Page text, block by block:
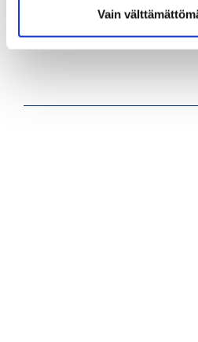
Vain
osallistumistapa "
Lue lisää ja ilmoittaudu